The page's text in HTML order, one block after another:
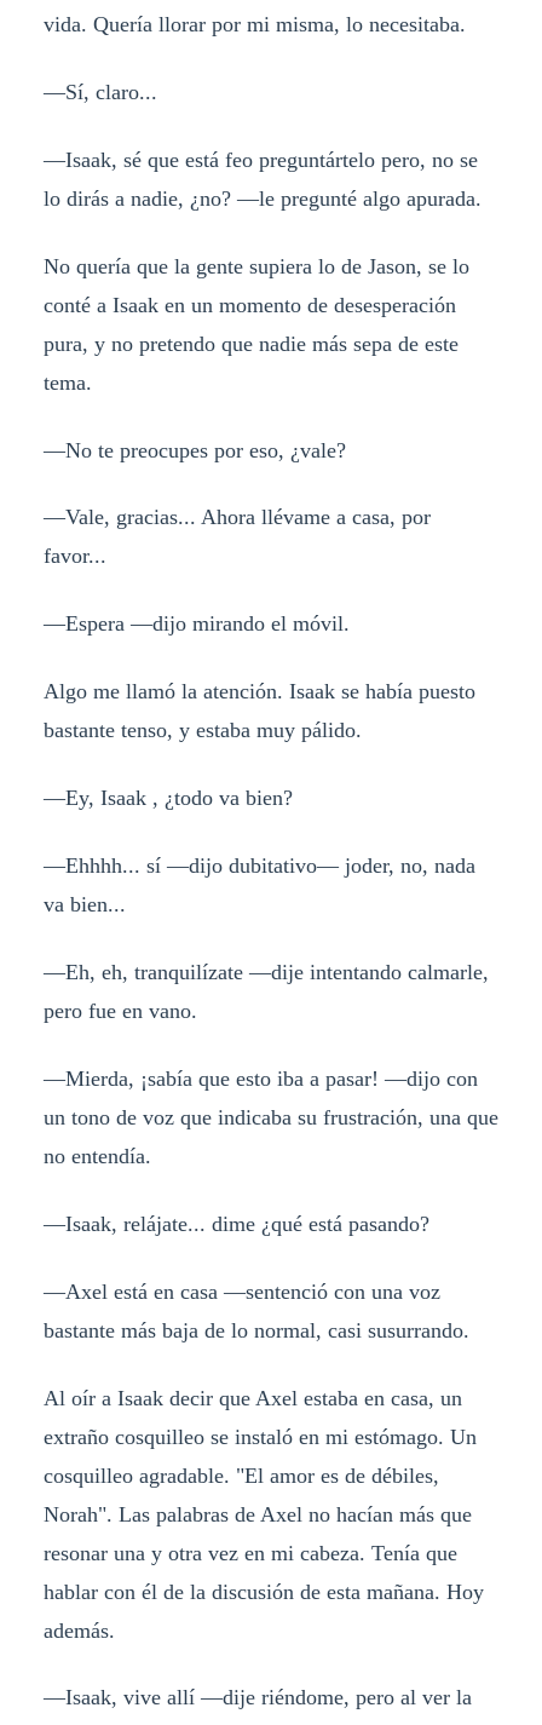
vida. Quería llorar por mi misma, lo necesitaba.
—Sí, claro...
—Isaak, sé que está feo preguntártelo pero, no se
lo dirás a nadie, ¿no? —le pregunté algo apurada.
No quería que la gente supiera lo de Jason, se lo
conté a Isaak en un momento de desesperación
pura, y no pretendo que nadie más sepa de este
tema.
—No te preocupes por eso, ¿vale?
—Vale, gracias... Ahora llévame a casa, por
favor...
—Espera —dijo mirando el móvil.
Algo me llamó la atención. Isaak se había puesto
bastante tenso, y estaba muy pálido.
—Ey, Isaak , ¿todo va bien?
—Ehhhh... sí —dijo dubitativo— joder, no, nada
va bien...
—Eh, eh, tranquilízate —dije intentando calmarle,
pero fue en vano.
—Mierda, ¡sabía que esto iba a pasar! —dijo con
un tono de voz que indicaba su frustración, una que
no entendía.
—Isaak, relájate... dime ¿qué está pasando?
—Axel está en casa —sentenció con una voz
bastante más baja de lo normal, casi susurrando.
Al oír a Isaak decir que Axel estaba en casa, un
extraño cosquilleo se instaló en mi estómago. Un
cosquilleo agradable. "El amor es de débiles,
Norah". Las palabras de Axel no hacían más que
resonar una y otra vez en mi cabeza. Tenía que
hablar con él de la discusión de esta mañana. Hoy
además.
—Isaak, vive allí —dije riéndome, pero al ver la